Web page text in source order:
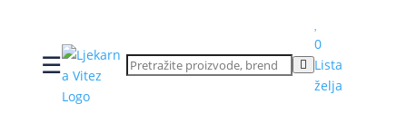
☰
0
Lista
želja